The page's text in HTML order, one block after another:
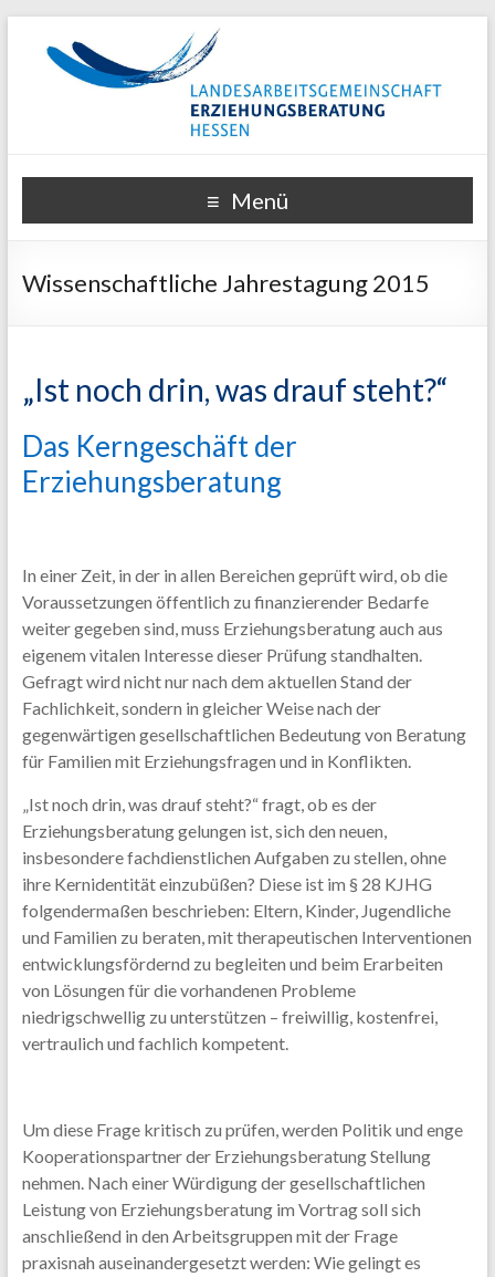
Menü
Wissenschaftliche Jahrestagung 2015
„Ist noch drin, was drauf steht?“
Das Kerngeschäft der
Erziehungsberatung
In einer Zeit, in der in allen Bereichen geprüft wird, ob die
Voraussetzungen öffentlich zu finanzierender Bedarfe
weiter gegeben sind, muss Erziehungsberatung auch aus
eigenem vitalen Interesse dieser Prüfung standhalten.
Gefragt wird nicht nur nach dem aktuellen Stand der
Fachlichkeit, sondern in gleicher Weise nach der
gegenwärtigen gesellschaftlichen Bedeutung von Beratung
für Familien mit Erziehungsfragen und in Konflikten.
„Ist noch drin, was drauf steht?“ fragt, ob es der
Erziehungsberatung gelungen ist, sich den neuen,
insbesondere fachdienstlichen Aufgaben zu stellen, ohne
ihre Kernidentität einzubüßen? Diese ist im § 28 KJHG
folgendermaßen beschrieben: Eltern, Kinder, Jugendliche
und Familien zu beraten, mit therapeutischen Interventionen
entwicklungsfördernd zu begleiten und beim Erarbeiten
von Lösungen für die vorhandenen Probleme
niedrigschwellig zu unterstützen – freiwillig, kostenfrei,
vertraulich und fachlich kompetent.
Um diese Frage kritisch zu prüfen, werden Politik und enge
Kooperationspartner der Erziehungsberatung Stellung
nehmen. Nach einer Würdigung der gesellschaftlichen
Leistung von Erziehungsberatung im Vortrag soll sich
anschließend in den Arbeitsgruppen mit der Frage
praxisnah auseinandergesetzt werden: Wie gelingt es